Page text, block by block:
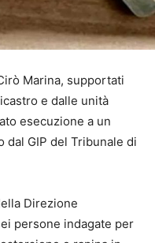
Marina, supportati
e dalle unità
esecuzione a un
dal GIP del Tribunale di
Direzione
persone indagate per